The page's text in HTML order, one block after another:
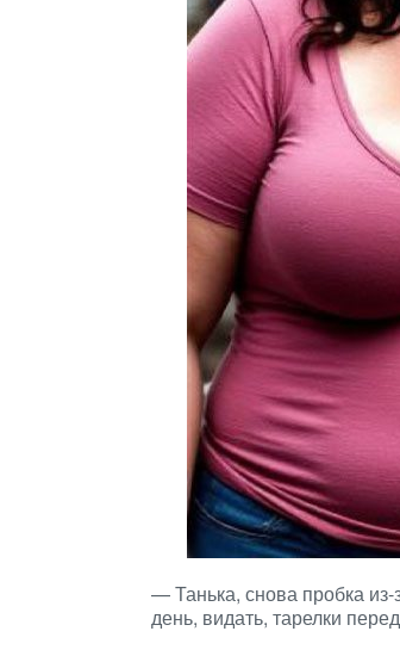
— Танька, снова пробка из-
день, видать, тарелки